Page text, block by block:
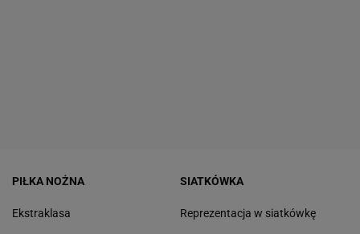
PIŁKA NOŻNA
Ekstraklasa
SIATKÓWKA
Reprezentacja w siatkówkę